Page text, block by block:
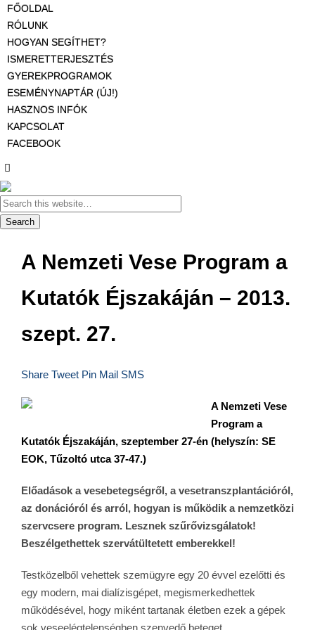
FŐOLDAL
RÓLUNK
HOGYAN SEGÍTHET?
ISMERETTERJESZTÉS
GYEREKPROGRAMOK
ESEMÉNYNAPTÁR (ÚJ!)
HASZNOS INFÓK
KAPCSOLAT
FACEBOOK
A Nemzeti Vese Program a
Kutatók Éjszakáján – 2013.
szept. 27.
Share Tweet Pin Mail SMS
A Nemzeti Vese
Program a
Kutatók Éjszakáján, szeptember 27-én (helyszín: SE
EOK, Tűzoltó utca 37-47.)
Előadások a vesebetegségről, a vesetranszplantációról,
az donációról és arról, hogyan is működik a nemzetközi
szervcsere program. Lesznek szűrővizsgálatok!
Beszélgethettek szervátültetett emberekkel!
Testközelből vehettek szemügyre egy 20 évvel ezelőtti és
egy modern, mai dialízisgépet, megismerkedhettek
működésével, hogy miként tartanak életben ezek a gépek
sok veseelégtelenségben szenvedő beteget.